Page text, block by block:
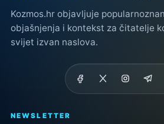
Kozmos.hr objavljuje
objašnjenja i kontekst za čitatelje
svijet izvan naslova.
NEWSLETTER